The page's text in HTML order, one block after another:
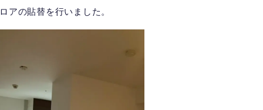
アの貼替を行いました。